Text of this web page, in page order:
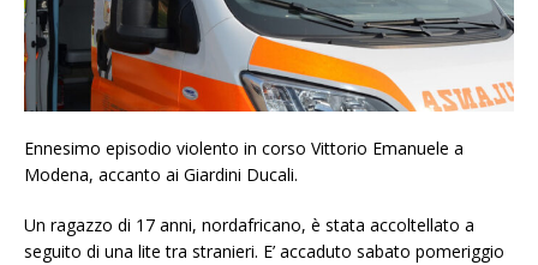
Ennesimo episodio violento in corso Vittorio Emanuele a
Modena, accanto ai Giardini Ducali.
Un ragazzo di 17 anni, nordafricano, è stata accoltellato a
seguito di una lite tra stranieri. E’ accaduto sabato pomeriggio